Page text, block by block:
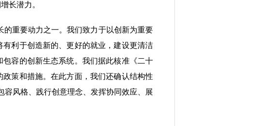
长潜力。
重要动力之一。我们致力于以创新为重要
利于创造新的、更好的就业，建设更清洁
容的创新生态系统。我们据此核准《二十
策和措施。在此方面，我们还确认结构性
风格、践行创意理念、发挥协同效应、展